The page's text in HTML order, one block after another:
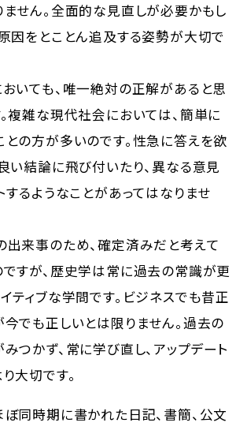
せん。全面的な見直しが必要かもし
因をとことん追及する姿勢が大切で
いても、唯一絶対の正解があると思
複雑な現代社会においては、簡単に
の方が多いのです。性急に答えを欲
い結論に飛び付いたり、異なる意見
するようなことがあってはなりませ
来事のため、確定済みだと考えて
すが、歴史学は常に過去の常識が更
ティブな学問です。ビジネスでも昔正
でも正しいとは限りません。過去の
つかず、常に学び直し、アップデート
大切です。
同時期に書かれた日記、書簡、公文